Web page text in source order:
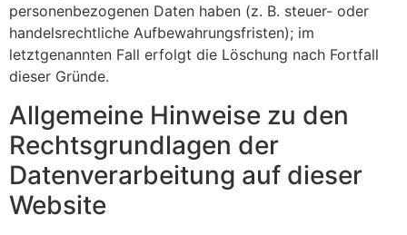
personenbezogenen Daten haben (z. B. steuer- oder
handelsrechtliche Aufbewahrungsfristen); im
letztgenannten Fall erfolgt die Löschung nach Fortfall
dieser Gründe.
Allgemeine Hinweise zu den
Rechtsgrundlagen der
Datenverarbeitung auf dieser
Website